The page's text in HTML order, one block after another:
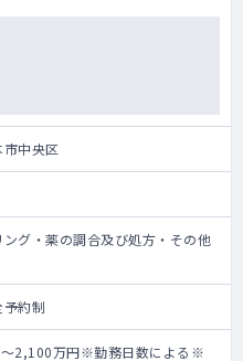
中央区
ング・薬の調合及び処方・その他
約制
2,100万円※勤務日数による※